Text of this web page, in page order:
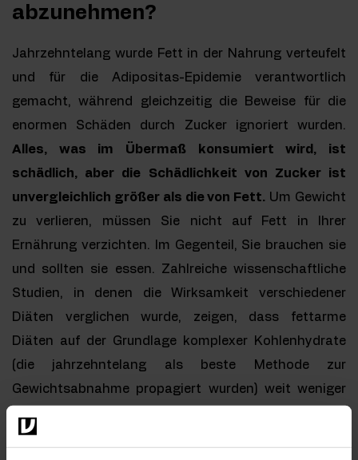
abzunehmen?
Jahrzehntelang wurde Fett in der Nahrung verteufelt
und für die Adipositas-Epidemie verantwortlich
gemacht, während gleichzeitig die Beweise für die
enormen Schäden durch Zucker ignoriert wurden.
Alles, was im Übermaß konsumiert wird, ist
schädlich, aber die Schädlichkeit von Zucker ist
unvergleichlich größer als die von Fett. Um Gewicht
zu verlieren, müssen Sie nicht auf Fett in Ihrer
Ernährung verzichten. Im Gegenteil, Sie brauchen sie
und sollten sie essen. Zahlreiche wissenschaftliche
Studien, in denen die Wirksamkeit verschiedener
Diäten verglichen wurde, zeigen, dass fettarme
Diäten auf der Grundlage komplexer Kohlenhydrate
(die jahrzehntelang als beste Methode zur
Gewichtsabnahme propagiert wurden) weit weniger
Fettanteil.